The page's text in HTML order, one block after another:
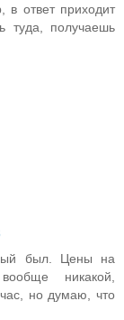
ответ приходит
туда, получаешь
был. Цены на
никакой,
но думаю, что